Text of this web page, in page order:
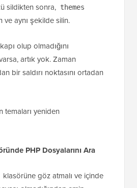
sildikten sonra, themes
ve aynı şekilde silin.
olup olmadığını
artık yok. Zaman
bir saldırı noktasını ortadan
temaları yeniden
PHP Dosyalarını Ara
klasörüne göz atmalı ve içinde